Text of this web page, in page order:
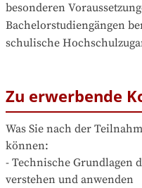
besonderen
Bachelorstudiengängen
schulische
Zu erwerbende
Was Sie nach der
können:
- Technische Grundlagen
verstehen und anwenden